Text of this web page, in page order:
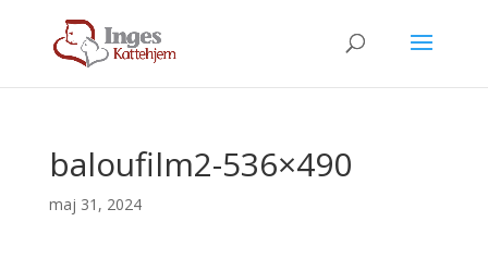
baloufilm2-536×490
maj 31, 2024